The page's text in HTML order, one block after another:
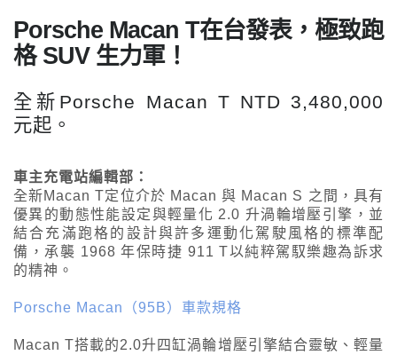
Porsche Macan T在台發表，極致跑
格 SUV 生力軍！
全新Porsche Macan T NTD 3,480,000
元起。
車主充電站編輯部：
全新Macan T定位介於 Macan 與 Macan S 之間，具有
優異的動態性能設定與輕量化 2.0 升渦輪增壓引擎，並
結合充滿跑格的設計與許多運動化駕駛風格的標準配
備，承襲 1968 年保時捷 911 T以純粹駕馭樂趣為訴求
的精神。
Porsche Macan（95B）車款規格
Macan T搭載的2.0升四缸渦輪增壓引擎結合靈敏、輕量